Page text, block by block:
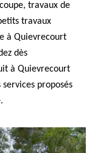
travaux de
travaux
à Quievrecourt
dès
à Quievrecourt
proposés